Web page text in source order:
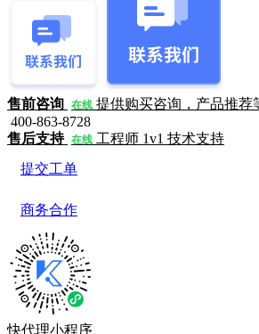
售前咨询 在线 提供购买咨询，产品推荐
400-863-8728
售后支持 在线 工程师 1v1 技术支持
提交工单
商务合作
快代理小程序